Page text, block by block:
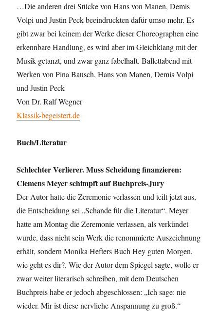
…Die anderen drei Stücke von Hans von Manen, Demis
Volpi und Justin Peck beeindruckten dafür umso mehr. Es
gibt zwar bei keinem der Werke dieser Choreographen eine
erkennbare Handlung, es wird aber im Gleichklang mit der
Musik getanzt, und zwar ganz fabelhaft. Ballettabend mit
Werken von Pina Bausch, Hans von Manen, Demis Volpi
und Justin Peck
Von Dr. Ralf Wegner
Klassik-begeistert.de
Buch/Literatur
Schlechter Verlierer. Muss Scheidung finanzieren:
Clemens Meyer schimpft auf Buchpreis-Jury
Der Autor hatte die Zeremonie verlassen und teilt jetzt aus,
die Entscheidung sei „Schande für die Literatur“. Meyer
hatte am Montag die Zeremonie verlassen, als verkündet
wurde, dass nicht sein Werk die renommierte Auszeichnung
erhält, sondern Monika Hefters Buch Hey guten Morgen,
wie geht es dir?. Wie der Autor dem Spiegel sagte, wolle er
zwar weiter literarisch schreiben, mit dem Deutschen
Buchpreis habe er jedoch abgeschlossen: „Ich sage: nie
wieder. Mir ist diese nervliche Anspannung zu groß.“